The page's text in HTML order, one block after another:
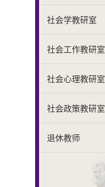
社会学教研室
社会工作教研室
社会心理教研室
社会政策教研室
退休教师